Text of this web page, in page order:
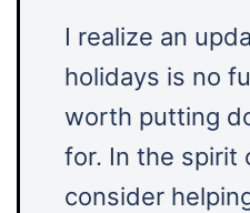
I realize an
holidays is no
worth putting
for. In the spirit
consider